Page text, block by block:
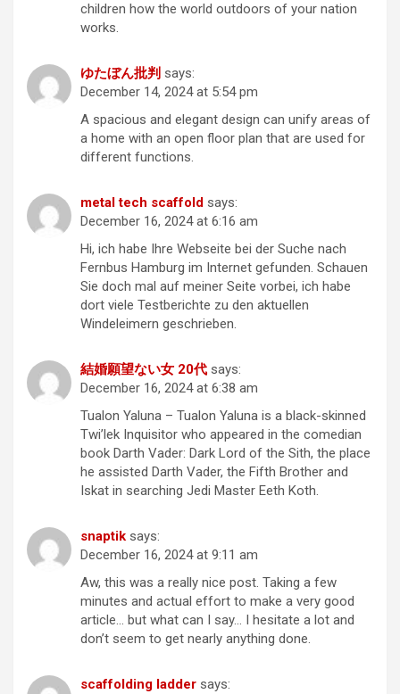
children how the world outdoors of your nation
works.
ゆたぼん批判 says:
December 14, 2024 at 5:54 pm
A spacious and elegant design can unify areas of
a home with an open floor plan that are used for
different functions.
metal tech scaffold says:
December 16, 2024 at 6:16 am
Hi, ich habe Ihre Webseite bei der Suche nach
Fernbus Hamburg im Internet gefunden. Schauen
Sie doch mal auf meiner Seite vorbei, ich habe
dort viele Testberichte zu den aktuellen
Windeleimern geschrieben.
結婚願望ない女 20代 says:
December 16, 2024 at 6:38 am
Tualon Yaluna – Tualon Yaluna is a black-skinned
Twi’lek Inquisitor who appeared in the comedian
book Darth Vader: Dark Lord of the Sith, the place
he assisted Darth Vader, the Fifth Brother and
Iskat in searching Jedi Master Eeth Koth.
snaptik says:
December 16, 2024 at 9:11 am
Aw, this was a really nice post. Taking a few
minutes and actual effort to make a very good
article… but what can I say… I hesitate a lot and
don’t seem to get nearly anything done.
scaffolding ladder says: